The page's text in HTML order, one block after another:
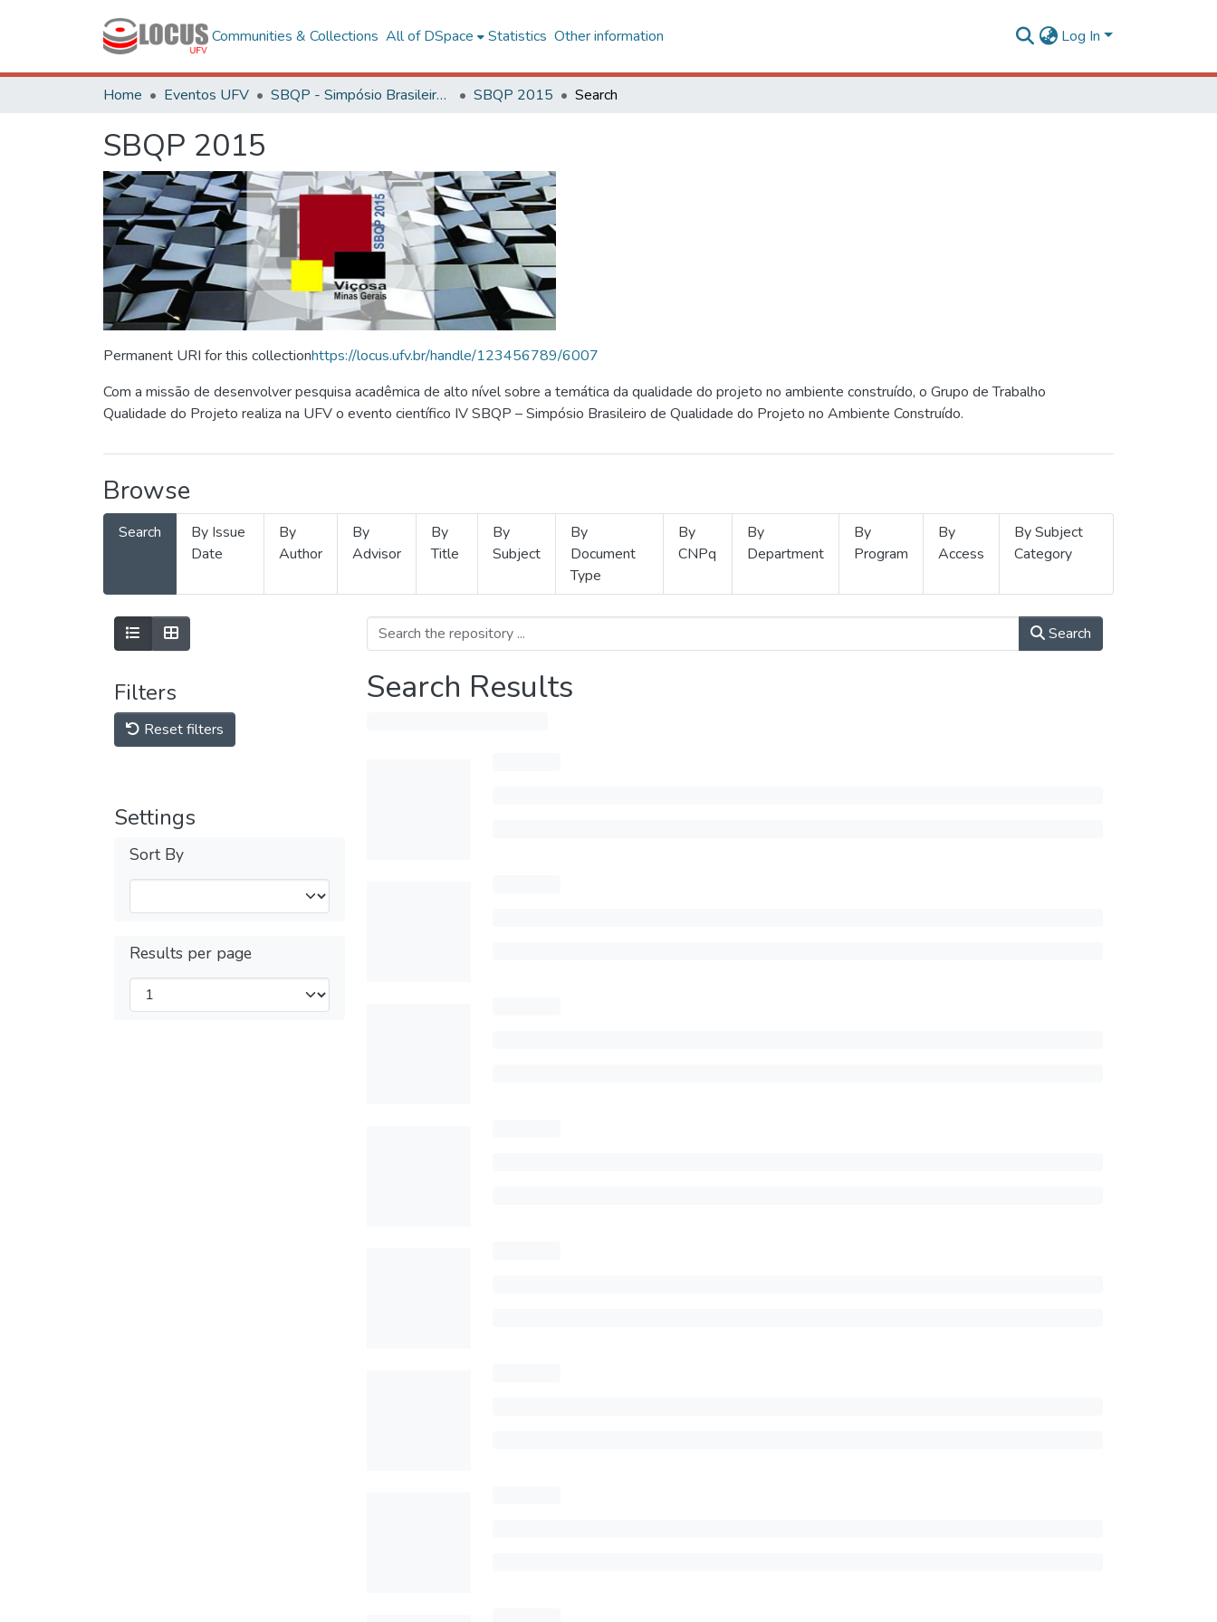
Communities & Collections All of DSpace Statistics Other information Log In
Home Eventos UFV SBQP - Simpósio Brasileiro de Qualidade do Projeto no Ambiente Construído SBQP 2015 Search
SBQP 2015
Permanent URI for this collectionhttps://locus.ufv.br/handle/123456789/6007
Com a missão de desenvolver pesquisa acadêmica de alto nível sobre a temática da qualidade do projeto no ambiente construído, o Grupo de Trabalho
Qualidade do Projeto realiza na UFV o evento científico IV SBQP – Simpósio Brasileiro de Qualidade do Projeto no Ambiente Construído.
Browse
Search
By Issue
Date
By
Author
By
Advisor
By
Title
By
Subject
By
Document
Type
By
CNPq
By
Department
By
Program
By
Access
By Subject
Category
Filters
Reset filters
Settings
Sort By
Results per page
Search
Search Results